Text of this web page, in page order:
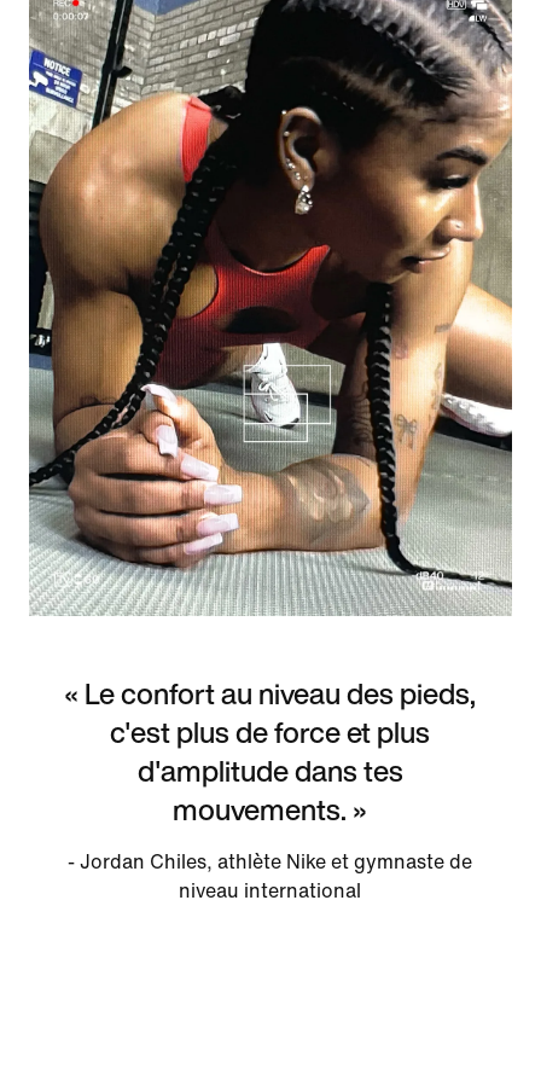
« Le confort au niveau des pieds,
c'est plus de force et plus
d'amplitude dans tes
mouvements. »
- Jordan Chiles, athlète Nike et gymnaste de
niveau international